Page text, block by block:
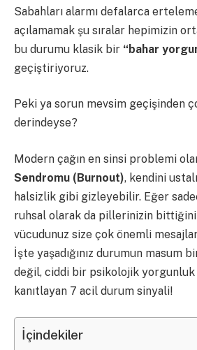
Sabahları alarmı defalarca
açılamamak şu sıralar hepimizin
bu durumu klasik bir “bahar
geçiştiriyoruz.
Peki ya sorun mevsim geçişinden
derindeyse?
Modern çağın en sinsi problemi
Sendromu (Burnout), kendini
halsizlik gibi gizleyebilir. Eğer
ruhsal olarak da pillerinizin bittiğini
vücudunuz size çok önemli
İşte yaşadığınız durumun masum
değil, ciddi bir psikolojik yorgunluk
kanıtlayan 7 acil durum sinyali!
İçindekiler